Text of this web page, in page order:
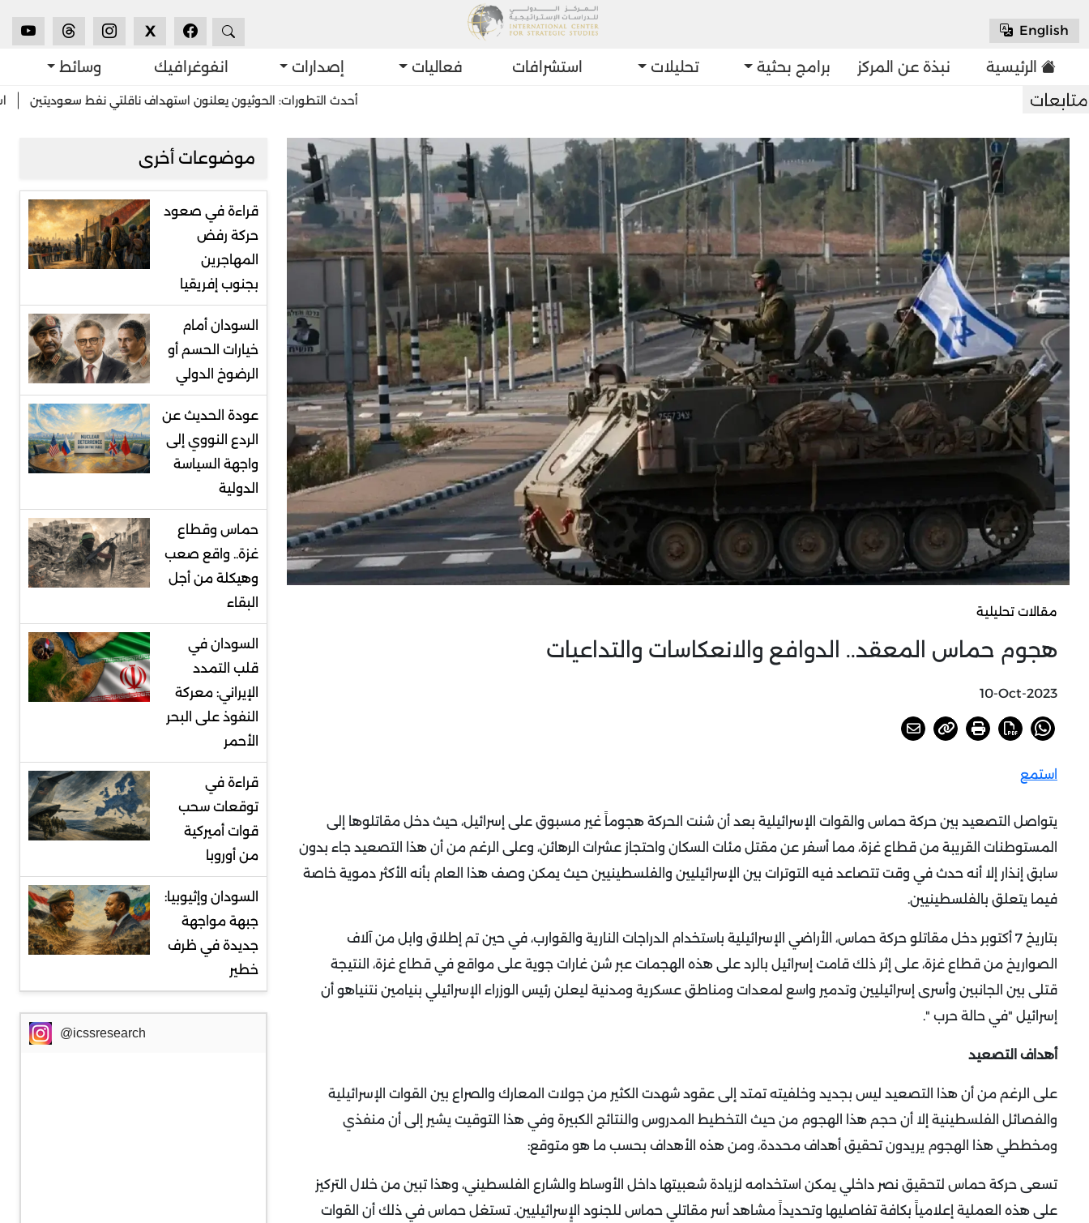
English
X
الرئيسية نبذة عن المركز برامج بحثية تحليلات استشرافات فعاليات إصدارات انفوغرافيك وسائط
أحدث التطورات: الحوثيون يعلنون استهداف ناقلتي نفط سعوديتين استشرافات:
مقالات تحليلية
هجوم حماس المعقد.. الدوافع والانعكاسات والتداعيات
10-Oct-2023
استمع
يتواصل التصعيد بين حركة حماس والقوات الإسرائيلية بعد أن شنت الحركة هجوماً غير مسبوق على إسرائيل، حيث دخل مقاتلوها إلى
المستوطنات القريبة من قطاع غزة، مما أسفر عن مقتل مئات السكان واحتجاز عشرات الرهائن، وعلى الرغم من أن هذا التصعيد جاء بدون
سابق إنذار إلا أنه حدث في وقت تتصاعد فيه التوترات بين الإسرائيليين والفلسطينيين حيث يمكن وصف هذا العام بأنه الأكثر دموية خاصة
فيما يتعلق بالفلسطينيين.
بتاريخ 7 أكتوبر دخل مقاتلو حركة حماس، الأراضي الإسرائيلية باستخدام الدراجات النارية والقوارب، في حين تم إطلاق وابل من آلاف
الصواريخ من قطاع غزة، على إثر ذلك قامت إسرائيل بالرد على هذه الهجمات عبر شن غارات جوية على مواقع في قطاع غزة، النتيجة
قتلى بين الجانبين وأسرى إسرائيليين وتدمير واسع لمعدات ومناطق عسكرية ومدنية ليعلن رئيس الوزراء الإسرائيلي بنيامين نتنياهو أن
إسرائيل "في حالة حرب ".
أهداف التصعيد
على الرغم من أن هذا التصعيد ليس بجديد وخلفيته تمتد إلى عقود شهدت الكثير من جولات المعارك والصراع بين القوات الإسرائيلية
والفصائل الفلسطينية إلا أن حجم هذا الهجوم من حيث التخطيط المدروس والنتائج الكبيرة وفي هذا التوقيت يشير إلى أن منفذي
ومخططي هذا الهجوم يريدون تحقيق أهداف محددة، ومن هذه الأهداف بحسب ما هو متوقع:
تسعى حركة حماس لتحقيق نصر داخلي يمكن استخدامه لزيادة شعبيتها داخل الأوساط والشارع الفلسطيني، وهذا تبين من خلال التركيز
على هذه العملية إعلامياً بكافة تفاصليها وتحديداً مشاهد أسر مقاتلي حماس للجنود الإٍسرائيليين. تستغل حماس في ذلك أن القوات
موضوعات أخرى
قراءة في صعود
حركة رفض
المهاجرين
بجنوب إفريقيا
السودان أمام
خيارات الحسم أو
الرضوخ الدولي
عودة الحديث عن
الردع النووي إلى
واجهة السياسة
الدولية
حماس وقطاع
غزة.. واقع صعب
وهيكلة من أجل
البقاء
السودان في
قلب التمدد
الإيراني: معركة
النفوذ على البحر
الأحمر
قراءة في
توقعات سحب
قوات أميركية
من أوروبا
السودان وإثيوبيا:
جبهة مواجهة
جديدة في ظرف
خطير
@icssresearch